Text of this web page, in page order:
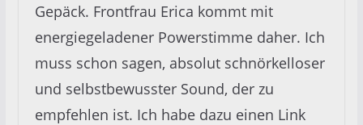
Gepäck. Frontfrau Erica kommt mit
energiegeladener Powerstimme daher. Ich
muss schon sagen, absolut schnörkelloser
und selbstbewusster Sound, der zu
empfehlen ist. Ich habe dazu einen Link